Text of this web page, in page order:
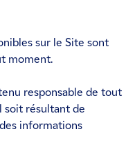
sur le Site sont
moment.
responsable de tout
soit résultant de
informations